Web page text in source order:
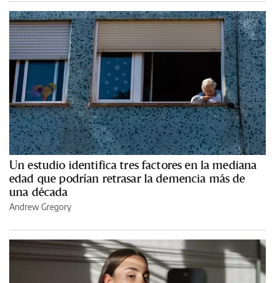
Un estudio identifica tres factores en la mediana
edad que podrían retrasar la demencia más de
una década
Andrew Gregory